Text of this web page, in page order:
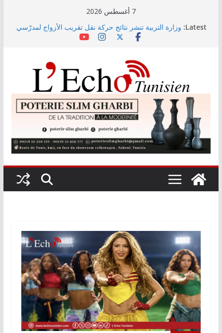
7 أغسطس 2026
Latest: وزارة التربية تنشر نتائج حركة نقل تقريب الأزواج لمدرّسي
التعليم الابتدائي لسنة 2026
التمهيدي الأوّل
“نسناس وبهناس”.. عرض مسرحي جديد للأطفال يجمع بين
الترفيه والقيم التربوية بمدينة الثقافة
اليوم: قرعة الدور التمهيدي لرابطة الأبطال وكأس
الكونفدرالية